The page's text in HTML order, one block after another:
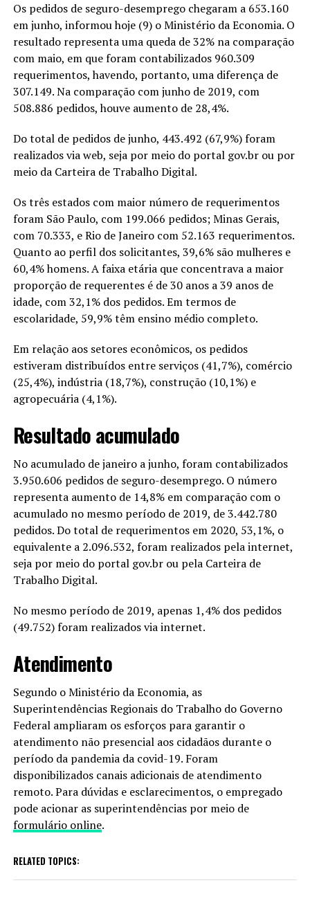
Os pedidos de seguro-desemprego chegaram a 653.160
em junho, informou hoje (9) o Ministério da Economia. O
resultado representa uma queda de 32% na comparação
com maio, em que foram contabilizados 960.309
requerimentos, havendo, portanto, uma diferença de
307.149. Na comparação com junho de 2019, com
508.886 pedidos, houve aumento de 28,4%.
Do total de pedidos de junho, 443.492 (67,9%) foram
realizados via web, seja por meio do portal gov.br ou por
meio da Carteira de Trabalho Digital.
Os três estados com maior número de requerimentos
foram São Paulo, com 199.066 pedidos; Minas Gerais,
com 70.333, e Rio de Janeiro com 52.163 requerimentos.
Quanto ao perfil dos solicitantes, 39,6% são mulheres e
60,4% homens. A faixa etária que concentrava a maior
proporção de requerentes é de 30 anos a 39 anos de
idade, com 32,1% dos pedidos. Em termos de
escolaridade, 59,9% têm ensino médio completo.
Em relação aos setores econômicos, os pedidos
estiveram distribuídos entre serviços (41,7%), comércio
(25,4%), indústria (18,7%), construção (10,1%) e
agropecuária (4,1%).
Resultado acumulado
No acumulado de janeiro a junho, foram contabilizados
3.950.606 pedidos de seguro-desemprego. O número
representa aumento de 14,8% em comparação com o
acumulado no mesmo período de 2019, de 3.442.780
pedidos. Do total de requerimentos em 2020, 53,1%, o
equivalente a 2.096.532, foram realizados pela internet,
seja por meio do portal gov.br ou pela Carteira de
Trabalho Digital.
No mesmo período de 2019, apenas 1,4% dos pedidos
(49.752) foram realizados via internet.
Atendimento
Segundo o Ministério da Economia, as
Superintendências Regionais do Trabalho do Governo
Federal ampliaram os esforços para garantir o
atendimento não presencial aos cidadãos durante o
período da pandemia da covid-19. Foram
disponibilizados canais adicionais de atendimento
remoto. Para dúvidas e esclarecimentos, o empregado
pode acionar as superintendências por meio de
formulário online.
RELATED TOPICS: